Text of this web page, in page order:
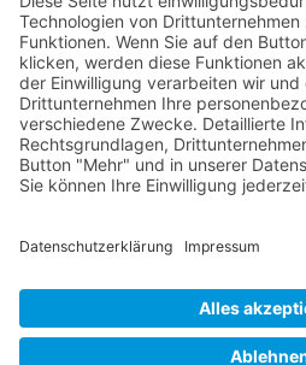
Datenschutz
Kooperation
Werbung
Presse- und Öffentlichkeitsarbeit
Aktuelles
Themenwelt
Geprüfter Franchisegeber